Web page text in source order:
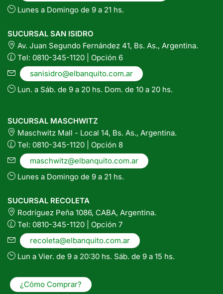
Lunes a Domingo de 9 a 21 hs.
SUCURSAL SAN ISIDRO
Av. Juan Segundo Fernández 41, Bs. As., Argentina.
Tel: 0810-345-1120 | Opción 6
sanisidro@elbanquito.com.ar
Lun. a Sáb. de 9 a 20 hs. Dom. de 10 a 20 hs.
SUCURSAL MASCHWITZ
Maschwitz Mall - Local 14, Bs. As., Argentina.
Tel: 0810-345-1120 | Opción 8
maschwitz@elbanquito.com.ar
Lunes a Domingo de 9 a 21 hs.
SUCURSAL RECOLETA
Rodríguez Peña 1086, CABA, Argentina.
Tel: 0810-345-1120 | Opción 7
recoleta@elbanquito.com.ar
Lun a Vier. de 9 a 20:30 hs. Sáb. de 9 a 15 hs.
¿Cómo Comprar?